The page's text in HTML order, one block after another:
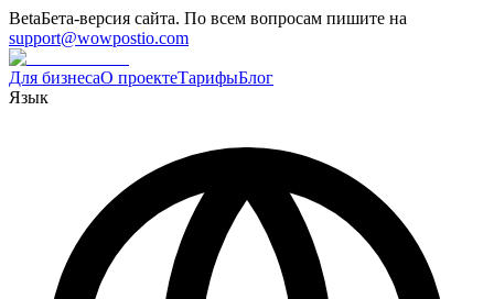
BetaБета-версия сайта. По всем вопросам пишите на
support@wowpostio.com
Для бизнесаО проектеТарифыБлог
Язык